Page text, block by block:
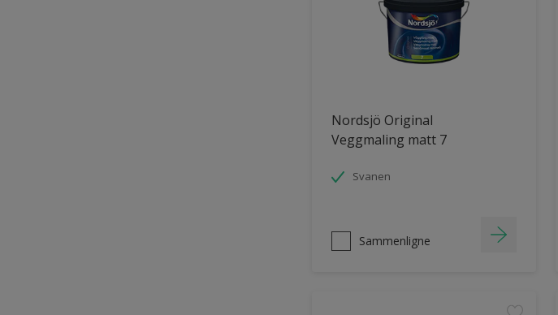
Nordsjö Original
Veggmaling matt 7
Svanen
Sammenligne